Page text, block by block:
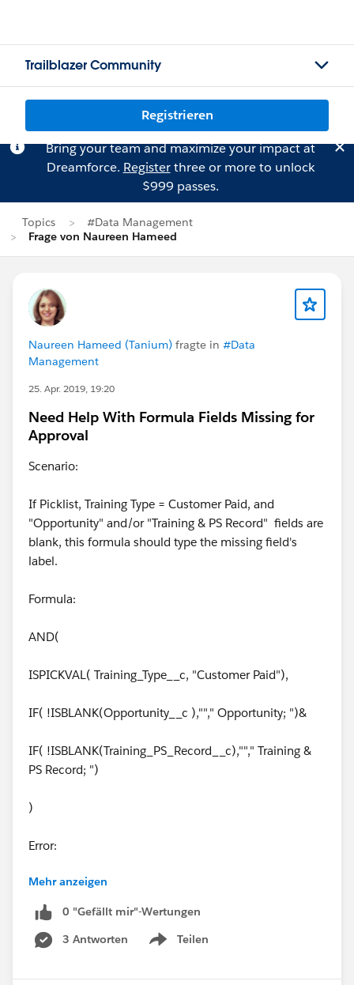
Trailblazer Community
Registrieren
Bring your team and maximize your impact at
Dreamforce. Registerthree or more to unlock
$999 passes.
Topics
#Data Management
Frage von Naureen Hameed
Naureen Hameed (Tanium) fragte in #Data
Management
25. Apr. 2019, 19:20
Need Help With Formula Fields Missing for
Approval
Scenario:
If Picklist, Training Type = Customer Paid, and
"Opportunity" and/or "Training & PS Record" fields are
blank, this formula should type the missing field's
label.
Formula:
AND(
ISPICKVAL( Training_Type__c, "Customer Paid"),
IF( !ISBLANK(Opportunity__c ),""," Opportunity; ")&
IF( !ISBLANK(Training_PS_Record__c),""," Training &
PS Record; ")
)
Error:
Error: Incorrect parameter type for function 'AND()'.
Expected Boolean, received Text
Thanks a lot
Mehr anzeigen
0 "Gefällt mir"-Wertungen
3 Antworten
Teilen
Show menu